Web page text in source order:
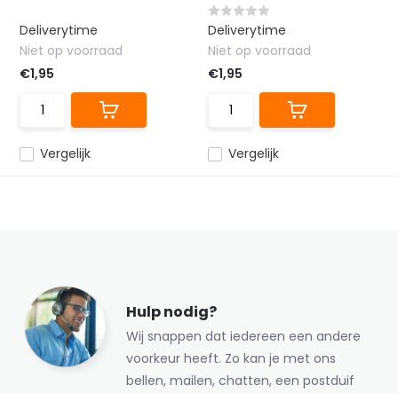
Vergelijk
Deliverytime
Niet op voorraad
€1,95
Vergelijk
Deliverytime
Niet op voorraad
€1,95
Hulp nodig?
Wij snappen dat iedereen een andere
voorkeur heeft. Zo kan je met ons
bellen, mailen, chatten, een postduif